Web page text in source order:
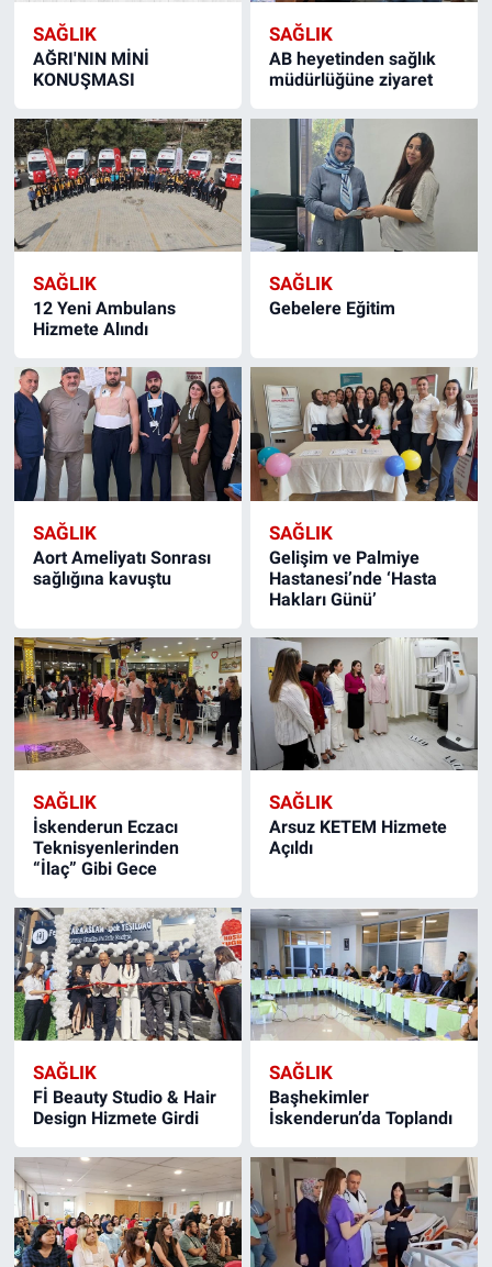
SAĞLIK
AĞRI'NIN MİNİ
KONUŞMASI
SAĞLIK
AB heyetinden sağlık
müdürlüğüne ziyaret
SAĞLIK
12 Yeni Ambulans
Hizmete Alındı
SAĞLIK
Gebelere Eğitim
SAĞLIK
Aort Ameliyatı Sonrası
sağlığına kavuştu
SAĞLIK
Gelişim ve Palmiye
Hastanesi’nde ‘Hasta
Hakları Günü’
SAĞLIK
İskenderun Eczacı
Teknisyenlerinden
“İlaç” Gibi Gece
SAĞLIK
Arsuz KETEM Hizmete
Açıldı
SAĞLIK
Fİ Beauty Studio & Hair
Design Hizmete Girdi
SAĞLIK
Başhekimler
İskenderun’da Toplandı